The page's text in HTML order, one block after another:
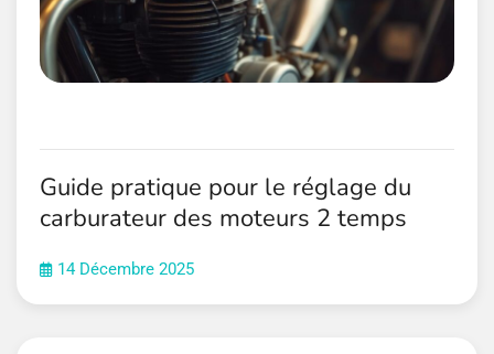
Guide pratique pour le réglage du
carburateur des moteurs 2 temps
14 Décembre 2025